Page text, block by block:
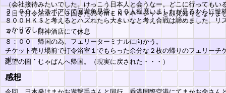
３：００ リスボアにて回遊魚見学、２０人程度いましたが見るからに性
８００ＨＫ＄と考えるとハズれたら大きいなと考え合戦は諦めました。リ
っかりでした。
４：００ 財神酒店にて休息
８：００ 帰国の為、フェリーターミナルに向かう。
チケット売り場前で打令浴室１でもらった余分な２枚の帰りのフェリーチ
ず・・・・。
感想
（会社接待みたいでした。けっこう日本人と会うなー。どこに行ってもい
２日で打令浴室１に３回きたのでＭＥＮマネージャーと顔見知りとなりま
絶望の国 じゃぱんへ帰国。（現実に戻された・・・）